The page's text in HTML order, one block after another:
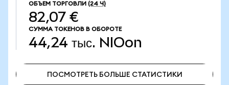
ОБЪЕМ ТОРГОВЛИ (24 Ч)
82,07 €
СУММА ТОКЕНОВ В ОБОРОТЕ
44,24 тыс. NIOon
ПОСМОТРЕТЬ БОЛЬШЕ СТАТИСТИКИ